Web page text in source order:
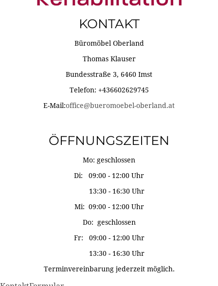
KONTAKT
Büromöbel Oberland
Thomas Klauser
Bundesstraße 3, 6460 Imst
Telefon: +436602629745
E-Mail:office@bueromoebel-oberland.at
ÖFFNUNGSZEITEN
Mo: geschlossen
Di: 09:00 - 12:00 Uhr
13:30 - 16:30 Uhr
Mi: 09:00 - 12:00 Uhr
Do: geschlossen
Fr: 09:00 - 12:00 Uhr
13:30 - 16:30 Uhr
Terminvereinbarung jederzeit möglich.